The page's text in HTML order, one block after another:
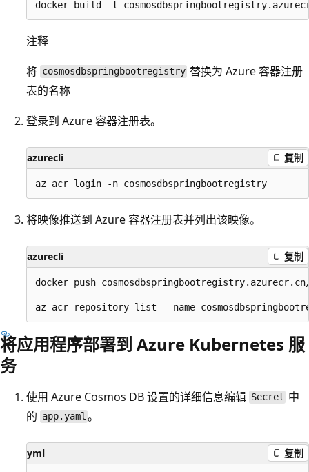
注释
将 cosmosdbspringbootregistry 替换为 Azure 容器注册
表的名称
登录到 Azure 容器注册表。
azurecli 复制
将映像推送到 Azure 容器注册表并列出该映像。
azurecli 复制
docker push
将应用程序部署到 Azure Kubernetes 服
务
使用 Azure Cosmos DB 设置的详细信息编辑 Secret 中
的 app.yaml 。
yml 复制